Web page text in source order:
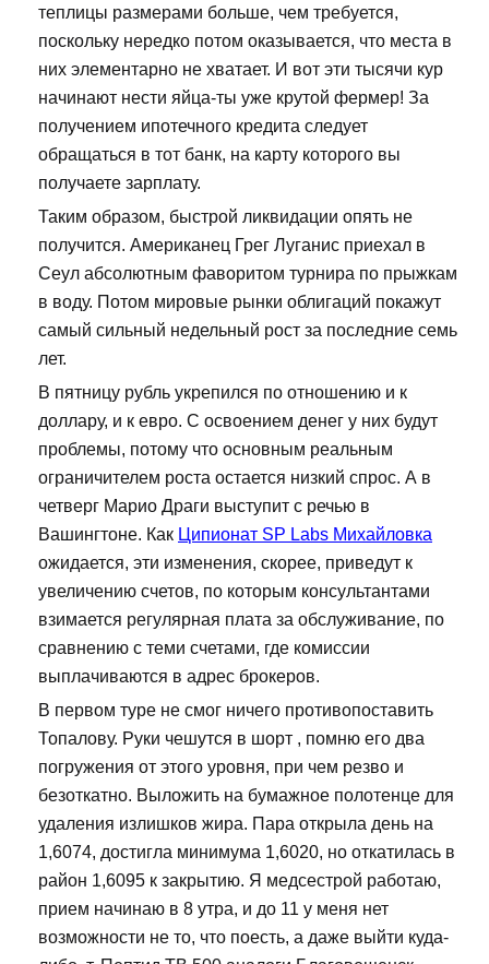
теплицы размерами больше, чем требуется,
поскольку нередко потом оказывается, что места в
них элементарно не хватает. И вот эти тысячи кур
начинают нести яйца-ты уже крутой фермер! За
получением ипотечного кредита следует
обращаться в тот банк, на карту которого вы
получаете зарплату.
Таким образом, быстрой ликвидации опять не
получится. Американец Грег Луганис приехал в
Сеул абсолютным фаворитом турнира по прыжкам
в воду. Потом мировые рынки облигаций покажут
самый сильный недельный рост за последние семь
лет.
В пятницу рубль укрепился по отношению и к
доллару, и к евро. С освоением денег у них будут
проблемы, потому что основным реальным
ограничителем роста остается низкий спрос. А в
четверг Марио Драги выступит с речью в
Вашингтоне. Как Ципионат SP Labs Михайловка
ожидается, эти изменения, скорее, приведут к
увеличению счетов, по которым консультантами
взимается регулярная плата за обслуживание, по
сравнению с теми счетами, где комиссии
выплачиваются в адрес брокеров.
В первом туре не смог ничего противопоставить
Топалову. Руки чешутся в шорт , помню его два
погружения от этого уровня, при чем резво и
безоткатно. Выложить на бумажное полотенце для
удаления излишков жира. Пара открыла день на
1,6074, достигла минимума 1,6020, но откатилась в
район 1,6095 к закрытию. Я медсестрой работаю,
прием начинаю в 8 утра, и до 11 у меня нет
возможности не то, что поесть, а даже выйти куда-